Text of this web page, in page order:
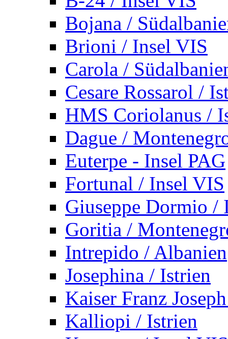
Bojana /
Brioni / Insel VIS
Carola /
Cesare Rossarol /
HMS Coriolanus /
Dague /
Euterpe - Insel PAG
Fortunal / Insel VIS
Giuseppe Dormio /
Goritia /
Intrepido / Albanien
Josephina / Istrien
Kaiser Franz
Kalliopi / Istrien